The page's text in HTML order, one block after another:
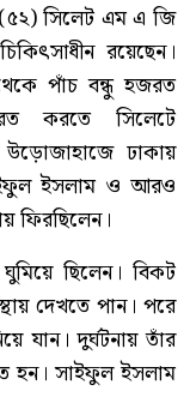
সিলেট এম এ জি
রয়েছেন।
পাঁচ বন্ধু হজরত
করতে সিলেটে
ঢাকায়
ইসলাম ও আরও
ফিরছিলেন।
ছিলেন। বিকট
দেখতে পান। পরে
যান। দুর্ঘটনায় তাঁর
হন। সাইফুল ইসলাম